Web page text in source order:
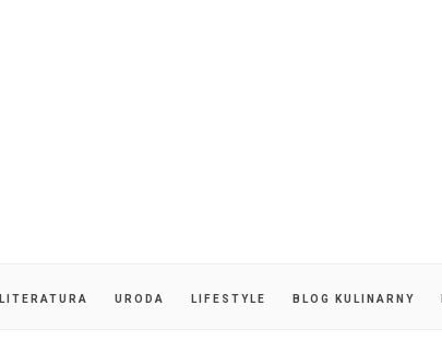
LITERATURA URODA LIFESTYLE BLOG KULINARNY